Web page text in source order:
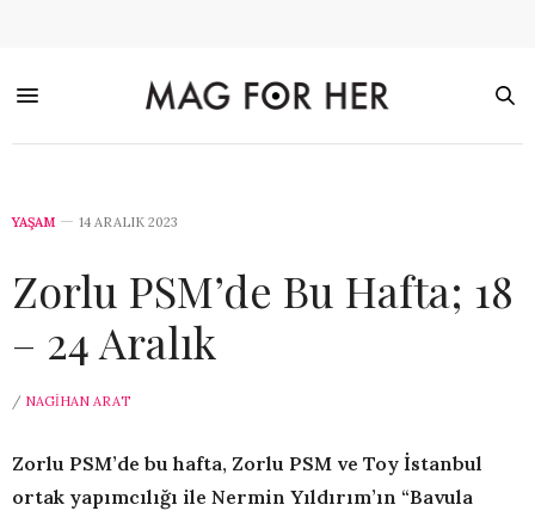
YAŞAM 14 ARALIK 2023
Zorlu PSM’de Bu Hafta; 18
– 24 Aralık
/ NAGIHAN ARAT
Zorlu PSM’de bu hafta, Zorlu PSM ve Toy İstanbul
ortak yapımcılığı ile Nermin Yıldırım’ın “Bavula